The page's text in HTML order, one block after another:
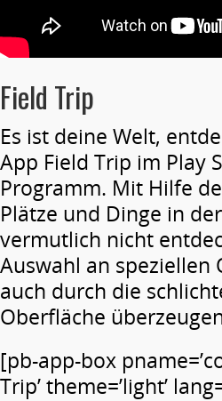
Field Trip
Es ist deine Welt,
App Field Trip im Play
Programm. Mit Hilfe
Plätze und Dinge in
vermutlich nicht
Auswahl an speziellen
auch durch die
Oberfläche
[pb-app-box
Trip’ theme=’light’